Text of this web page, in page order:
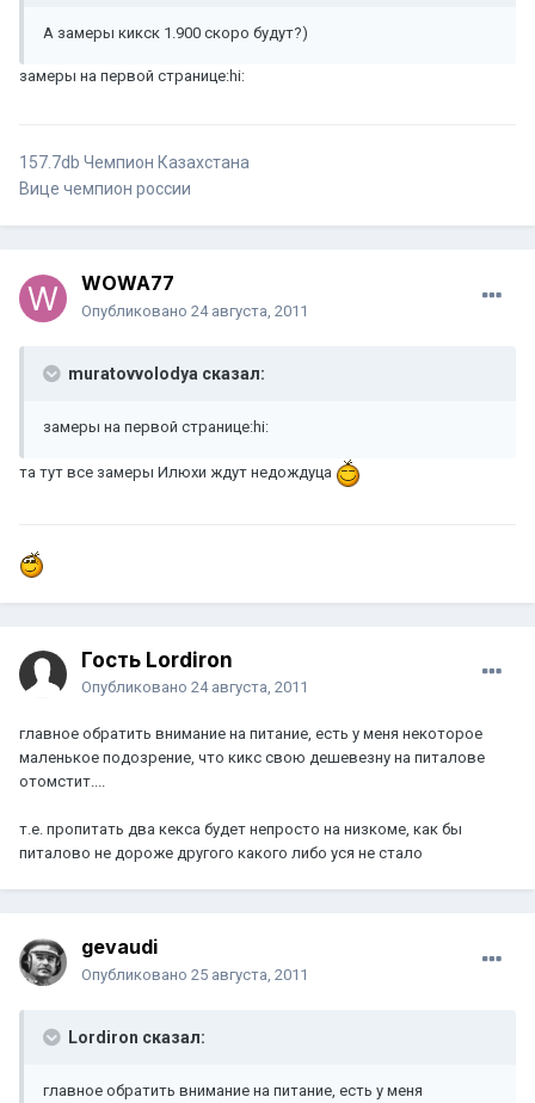
А замеры кикск 1.900 скоро будут?)
замеры на первой странице:hi:
157.7db Чемпион Казахстана
Вице чемпион россии
WOWA77
Опубликовано 24 августа, 2011
muratovvolodya сказал:
замеры на первой странице:hi:
та тут все замеры Илюхи ждут недождуца
Гость Lordiron
Опубликовано 24 августа, 2011
главное обратить внимание на питание, есть у меня некоторое
маленькое подозрение, что кикс свою дешевезну на питалове
отомстит....
т.е. пропитать два кекса будет непросто на низкоме, как бы
питалово не дороже другого какого либо уся не стало
gevaudi
Опубликовано 25 августа, 2011
Lordiron сказал:
главное обратить внимание на питание, есть у меня